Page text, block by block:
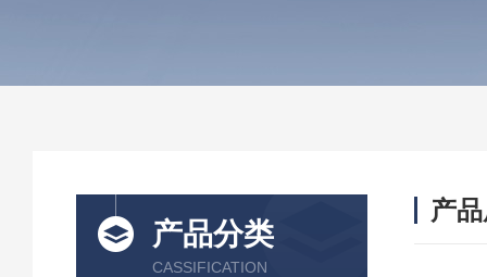
产品分类
CASSIFICATION
产